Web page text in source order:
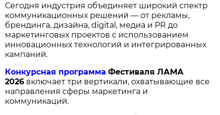
Сегодня индустрия объединяет широкий спектр
коммуникационных решений — от рекламы,
брендинга, дизайна, digital, медиа и PR до
маркетинговых проектов с использованием
инновационных технологий и интегрированных
кампаний.
Конкурсная программа Фестиваля ЛАМА
2026 включает три вертикали, охватывающие все
направления сферы маркетинга и
коммуникаций.